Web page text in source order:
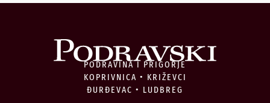
PODRAVINA I PRIGORJE
KOPRIVNICA • KRIŽEVCI
ĐURĐEVAC • LUDBREG